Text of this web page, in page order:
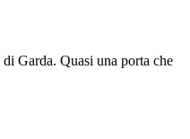
Garda. Quasi una porta che